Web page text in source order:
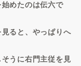
めたのは伝六で
ると、やっぱりへ
うに右門主従を見